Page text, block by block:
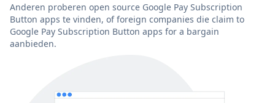
Anderen proberen open source Google Pay Subscription
Button apps te vinden, of foreign companies die claim to
Google Pay Subscription Button apps for a bargain
aanbieden.